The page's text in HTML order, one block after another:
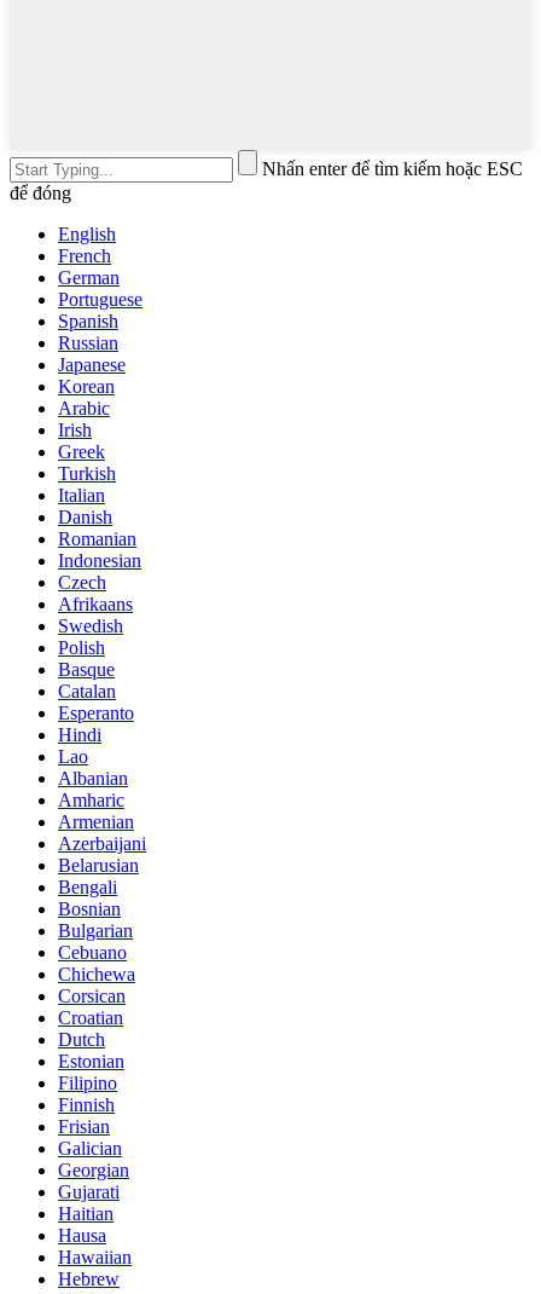
Nhấn enter để tìm kiếm hoặc ESC
để đóng
English
French
German
Portuguese
Spanish
Russian
Japanese
Korean
Arabic
Irish
Greek
Turkish
Italian
Danish
Romanian
Indonesian
Czech
Afrikaans
Swedish
Polish
Basque
Catalan
Esperanto
Hindi
Lao
Albanian
Amharic
Armenian
Azerbaijani
Belarusian
Bengali
Bosnian
Bulgarian
Cebuano
Chichewa
Corsican
Croatian
Dutch
Estonian
Filipino
Finnish
Frisian
Galician
Georgian
Gujarati
Haitian
Hausa
Hawaiian
Hebrew